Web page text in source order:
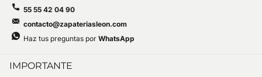
IMPORTANTE
55 55 42 04 90
contacto@zapateriasleon.com
Haz tus preguntas por WhatsApp